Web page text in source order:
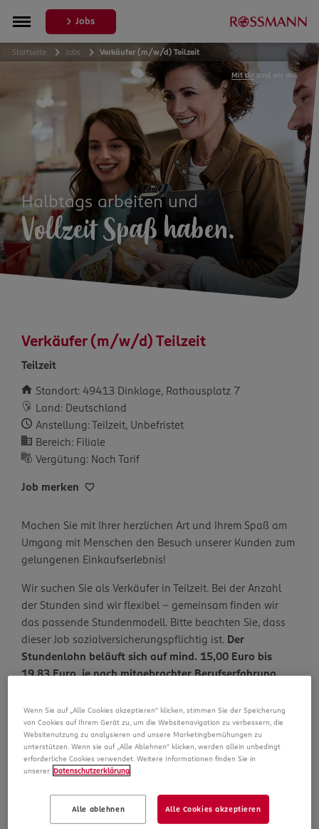
Jobs
Startseite Jobs Verkäufer (m/w/d) Teilzeit
Mit dir sind wir wir.
Halbtags arbeiten und
Vollzeit Spaß haben.
Verkäufer (m/w/d) Teilzeit
Teilzeit
Standort: 49413 Dinklage, Rathausplatz 7
Land: Deutschland
Anstellung: Teilzeit, Unbefristet
Bereich: Filiale
Vergütung: Nach Tarif
Job merken
Machen Sie mit Ihrer herzlichen Art und Ihrem Spaß am
Umgang mit Menschen den Besuch unserer Kunden zum
gelungenen Einkaufserlebnis!
Wir suchen Sie als Verkäufer in Teilzeit. Bei der Anzahl
der Stunden sind wir flexibel – gemeinsam finden wir
das passende Stundenmodell. Bitte beachten Sie, dass
dieser Job sozialversicherungspflichtig ist. Der
Stundenlohn beläuft sich auf mind. 15,00 Euro bis
19,83 Euro, je nach mitgebrachter Berufserfahrung.
Das bewirken Sie bei uns
Die sorgfältige Verräumung neuer Ware und die
Pflege der Regale
Wenn Sie auf „Alle Cookies akzeptieren“ klicken, stimmen Sie der Speicherung
von Cookies auf Ihrem Gerät zu, um die Websitenavigation zu verbessern, die
Websitenutzung zu analysieren und unsere Marketingbemühungen zu
unterstützen. Wenn sie auf „Alle Ablehnen“ klicken, werden allein unbedingt
erforderliche Cookies verwendet. Weitere Informationen finden Sie in
unserer Datenschutzerklärung.
Alle ablehnen Alle Cookies akzeptieren